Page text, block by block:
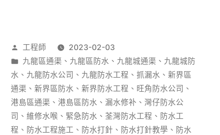
漏】
商
場
電
梯
作
者：
工程師
2023-02-03
分
類：
九龍區通渠 、 九龍區防水 、 九龍城通渠 、 九龍城防
水 、 九龍防水公司 、 九龍防水工程 、 抓漏水 、 新界區
通渠 、 新界區防水 、 新界防水工程 、 旺角防水公司 、
港島區通渠 、 港島區防水 、 漏水修补 、 灣仔防水公
司 、 維修水喉 、 緊急防水 、 荃灣防水工程 、 防水工
程 、 防水工程施工 、 防水打針 、 防水打針教學 、 防水